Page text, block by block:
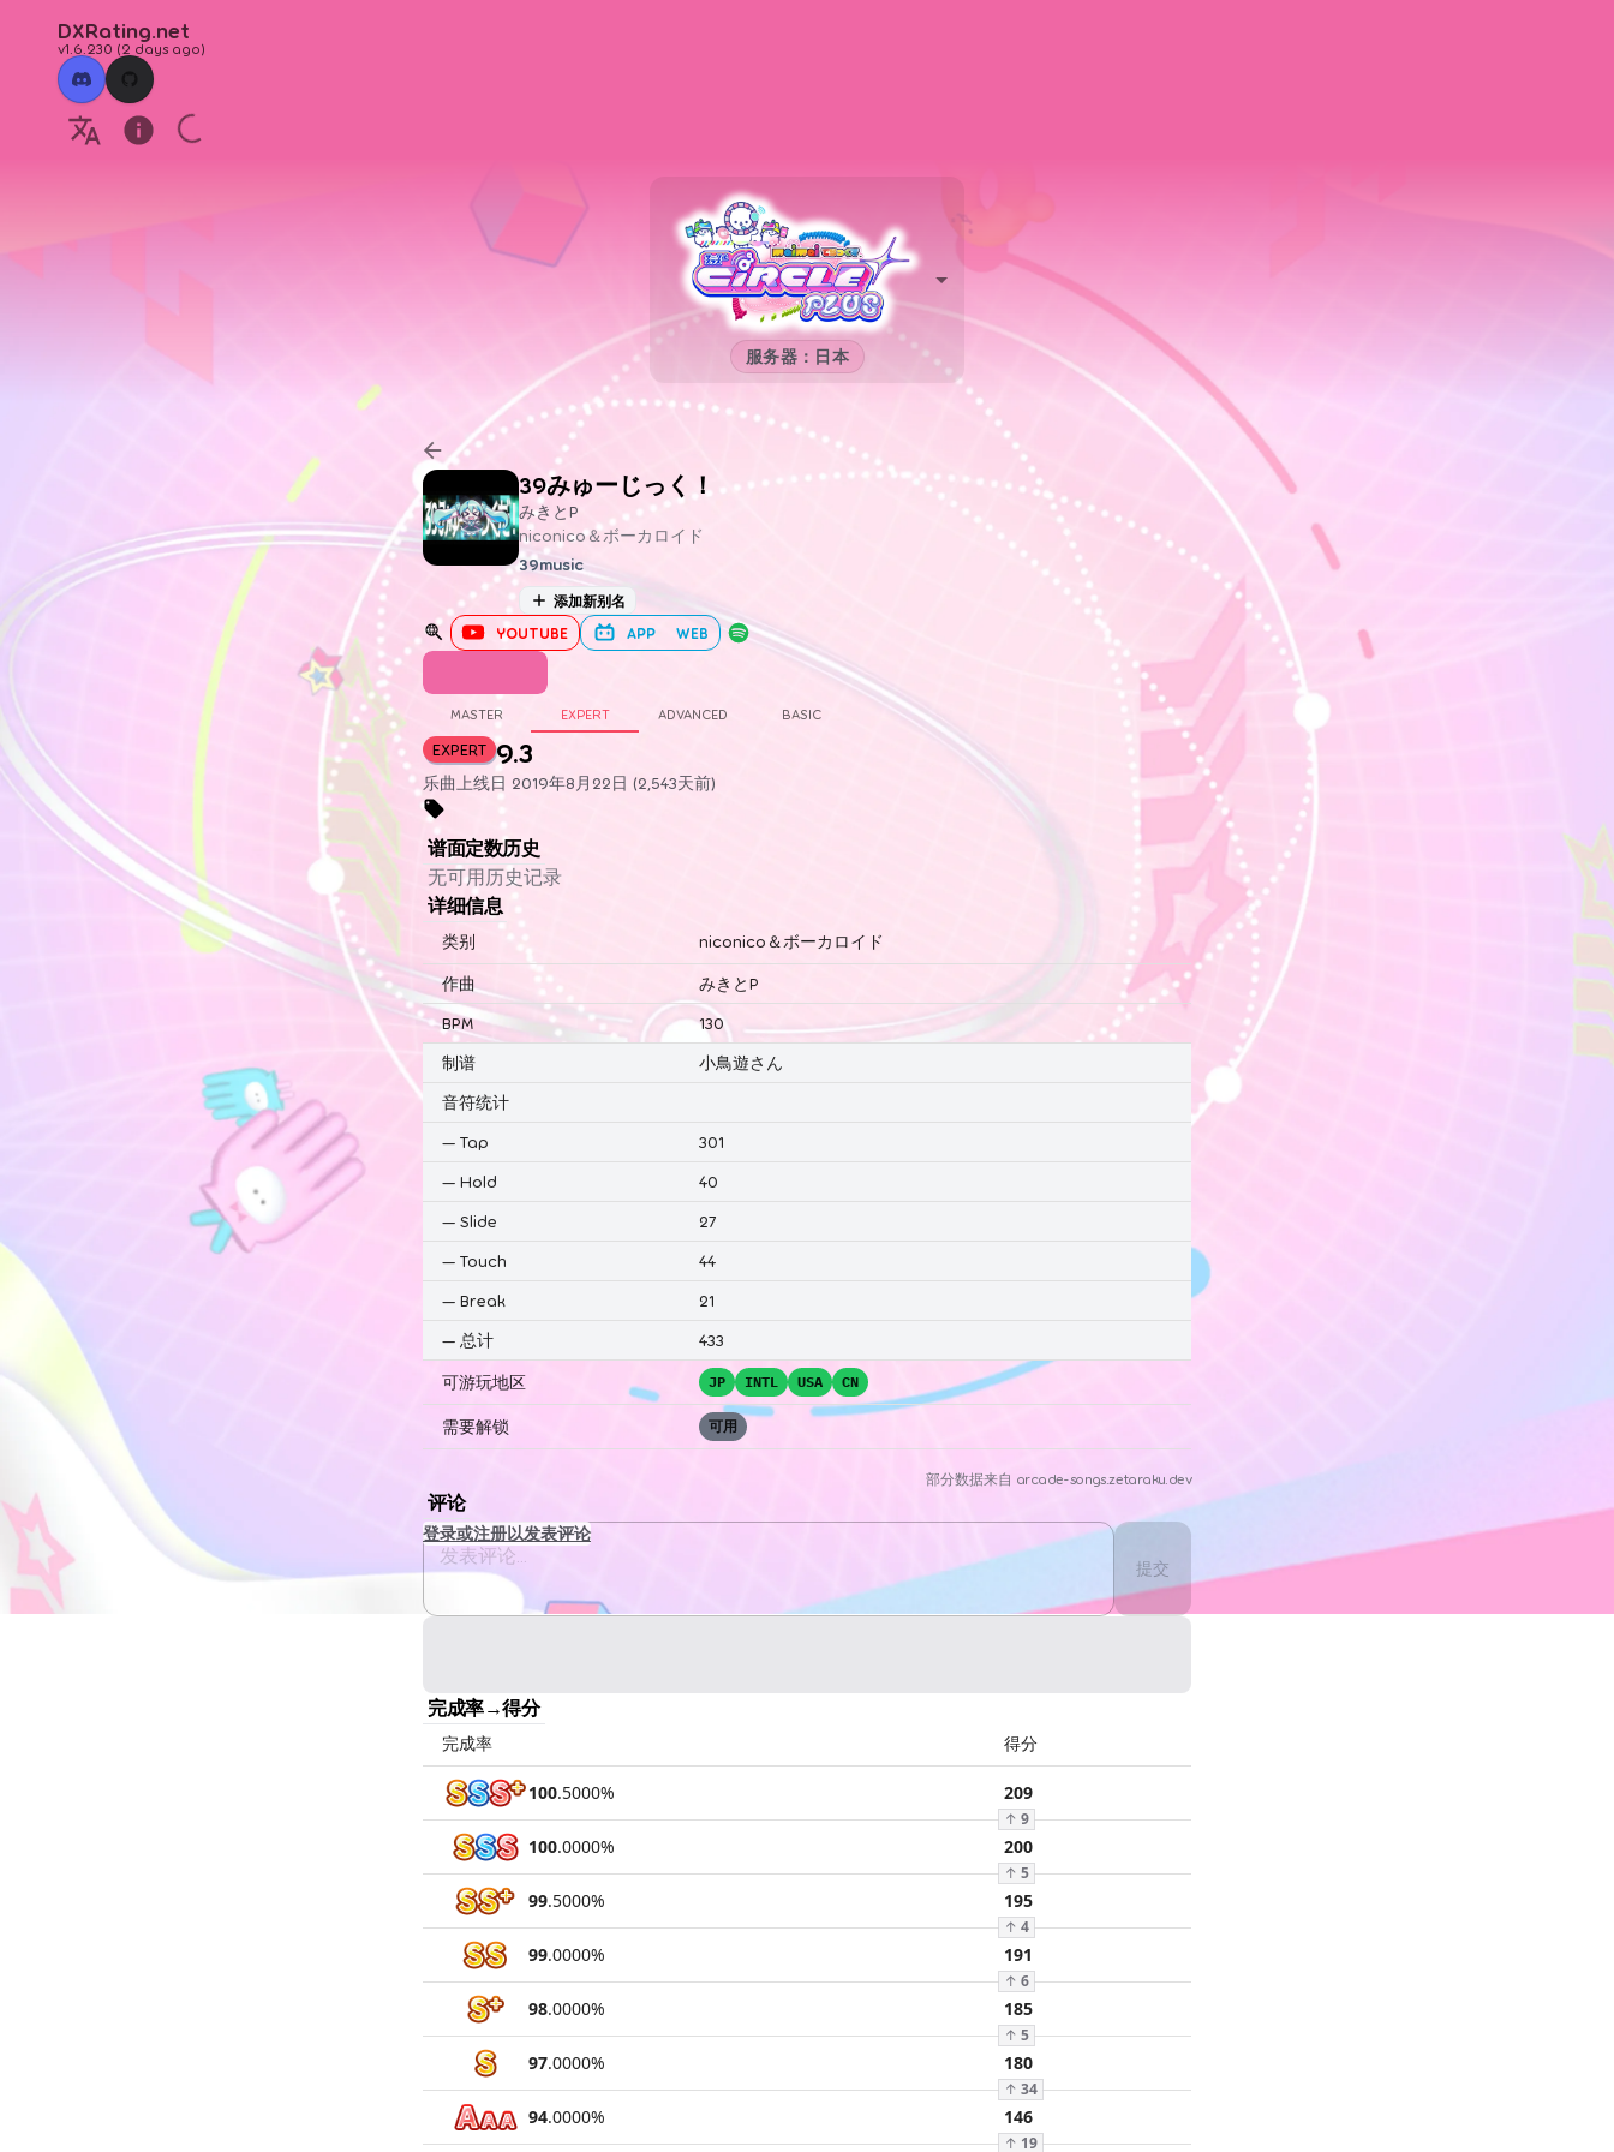
DXRating.net
v1.6.230 (2 days ago)
服务器：日本
39みゅーじっく！
みきとP
niconico＆ボーカロイド
39music
添加新别名
YOUTUBE APP WEB
MASTER EXPERT ADVANCED BASIC
EXPERT 9.3
乐曲上线日 2019年8月22日 (2,543天前)
谱面定数历史
无可用历史记录
详细信息
类别 niconico＆ボーカロイド
作曲
みきとP
BPM
130
制谱
小鳥遊さん
音符统计
— Tap
301
— Hold
40
— Slide
27
— Touch
44
— Break
21
— 总计 433
可游玩地区 JP INTL USA CN
需要解锁 可用
部分数据来自 arcade-songs.zetaraku.dev
评论
提交
登录或注册以发表评论
完成率→得分
完成率 得分
100.5000% 209
↑ 9
100.0000% 200
↑ 5
99.5000% 195
↑ 4
99.0000% 191
↑ 6
98.0000% 185
↑ 5
97.0000% 180
↑ 34
94.0000% 146
↑ 19